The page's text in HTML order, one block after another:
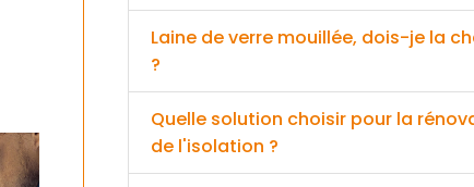
Laine de verre mouillée, dois-je la
?
Quelle solution choisir pour la
de l'isolation ?